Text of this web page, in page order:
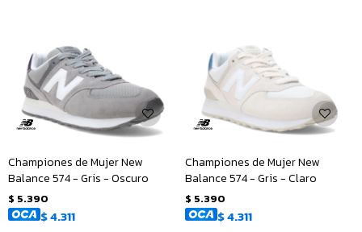
Championes de Mujer New
Balance 574 - Gris - Oscuro
$ 5.390
$4.311
Championes de Mujer New
Balance 574 - Gris - Claro
$ 5.390
$4.311